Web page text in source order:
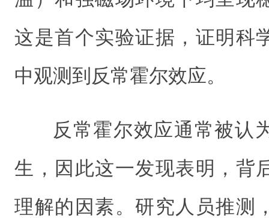
这是首个实验证据，证明科
中观测到反常霍尔效应。
反常霍尔效应通常被认
生，因此这一发现表明，背
理解的因素。研究人员推测